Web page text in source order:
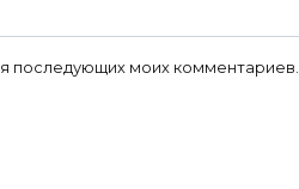
последующих моих комментариев.